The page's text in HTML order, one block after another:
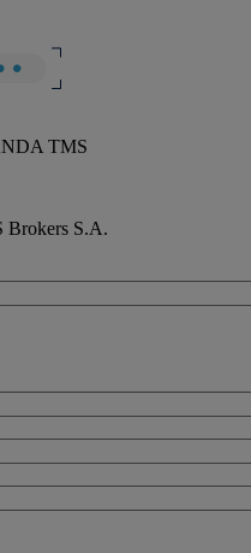
TMS
Brokers S.A.